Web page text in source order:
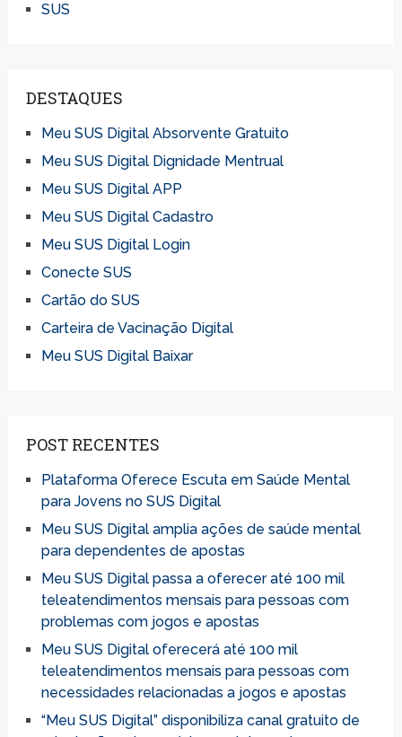
SUS
DESTAQUES
Meu SUS Digital Absorvente Gratuito
Meu SUS Digital Dignidade Mentrual
Meu SUS Digital APP
Meu SUS Digital Cadastro
Meu SUS Digital Login
Conecte SUS
Cartão do SUS
Carteira de Vacinação Digital
Meu SUS Digital Baixar
POST RECENTES
Plataforma Oferece Escuta em Saúde Mental
para Jovens no SUS Digital
Meu SUS Digital amplia ações de saúde mental
para dependentes de apostas
Meu SUS Digital passa a oferecer até 100 mil
teleatendimentos mensais para pessoas com
problemas com jogos e apostas
Meu SUS Digital oferecerá até 100 mil
teleatendimentos mensais para pessoas com
necessidades relacionadas a jogos e apostas
“Meu SUS Digital” disponibiliza canal gratuito de